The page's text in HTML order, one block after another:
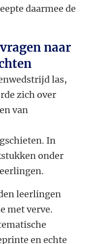
daarmee de
naar
las,
zich over
van
In
onder
leerlingen
met verve.
en echte